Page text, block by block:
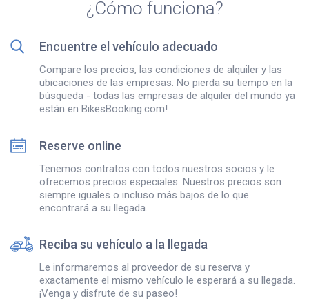
¿Cómo funciona?
Encuentre el vehículo adecuado
Compare los precios, las condiciones de alquiler y las
ubicaciones de las empresas. No pierda su tiempo en la
búsqueda - todas las empresas de alquiler del mundo ya
están en BikesBooking.com!
Reserve online
Tenemos contratos con todos nuestros socios y le
ofrecemos precios especiales. Nuestros precios son
siempre iguales o incluso más bajos de lo que
encontrará a su llegada.
Reciba su vehículo a la llegada
Le informaremos al proveedor de su reserva y
exactamente el mismo vehículo le esperará a su llegada.
¡Venga y disfrute de su paseo!